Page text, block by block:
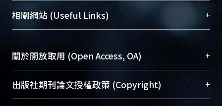
機構典藏（NTUR）與學術庫（AH）不同功能平
台，成為臺大學術典藏NTU scholars。期能整合研
究能量、促進交流合作、保存學術產出、推廣研究
成果。
To permanently archive and promote researcher
profiles and scholarly works, Library integrates the
services of “NTU Repository” with “Academic
總館學科館員(Main Library)
醫學圖書館學科館員(Medical Library)
(Social
Sciences Library)
相關網站 (Useful Links) +
關於開放取用 (Open Access, OA) +
開放取用是從使用者角度提升資訊取用性的社會運
動，應用在學術研究上是透過將研究著作公開供使
出版社期刊論文授權政策 (Copyright) +